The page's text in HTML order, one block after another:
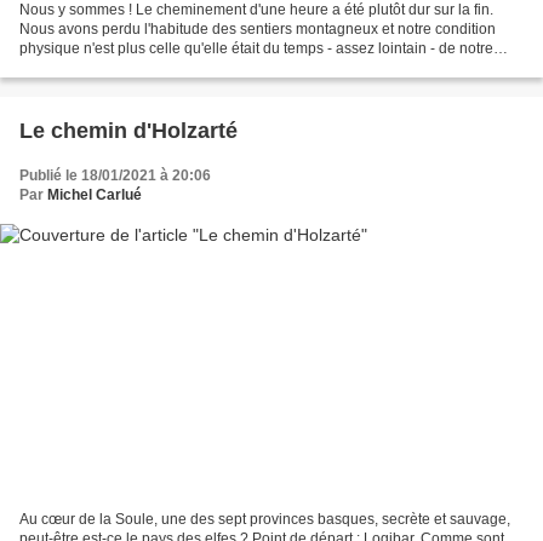
Nous y sommes ! Le cheminement d'une heure a été plutôt dur sur la fin.
Nous avons perdu l'habitude des sentiers montagneux et notre condition
physique n'est plus celle qu'elle était du temps - assez lointain - de notre
Le chemin d'Holzarté
Publié le 18/01/2021 à 20:06
Par Michel Carlué
Au cœur de la Soule, une des sept provinces basques, secrète et sauvage,